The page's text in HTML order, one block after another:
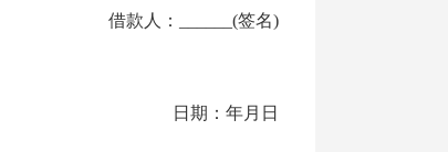
借款人：______(签名)
日期：年月日